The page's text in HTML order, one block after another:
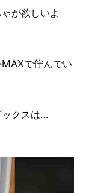
が欲しいよ
で佇んでい
ックスは…